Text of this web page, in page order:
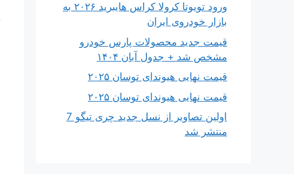
ورود تویوتا کرولا کراس هایبرید ۲۰۲۶ به
بازار خودروی ایران
قیمت جدید محصولات پارس خودرو
مشخص شد + جدول آبان ۱۴۰۴
قیمت نهایی هیوندای توسان ۲۰۲۵
قیمت نهایی هیوندای توسان ۲۰۲۵
اولین تصاویر از نسل جدید چری تیگو 7
منتشر شد